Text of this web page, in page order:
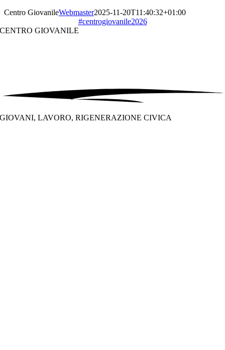
Centro GiovanileWebmaster2025-11-20T11:40:32+01:00
#centrogiovanile2026
CENTRO GIOVANILE
GIOVANI, LAVORO, RIGENERAZIONE CIVICA